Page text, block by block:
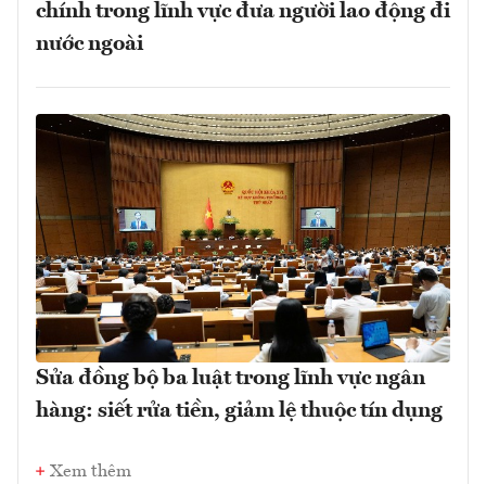
chính trong lĩnh vực đưa người lao động đi
nước ngoài
Sửa đồng bộ ba luật trong lĩnh vực ngân
hàng: siết rửa tiền, giảm lệ thuộc tín dụng
Xem thêm